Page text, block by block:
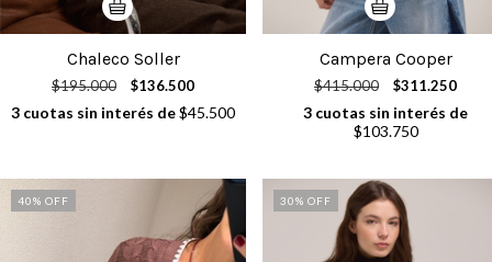
Chaleco Soller
$195.000 $136.500
3 cuotas sin interés de$45.500
Campera Cooper
$415.000 $311.250
3 cuotas sin interés de
$103.750
40% OFF 30% OFF